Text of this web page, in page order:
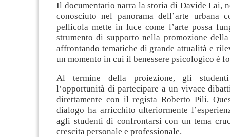
Il documentario narra la storia di Davide Lai,
conosciuto nel panorama dell’arte urbana
pellicola mette in luce come l’arte possa
strumento di supporto nella promozione
affrontando tematiche di grande attualità e
un momento in cui il benessere psicologico è
Al termine della proiezione, gli
l’opportunità di partecipare a un vivace
direttamente con il regista Roberto Pili.
dialogo ha arricchito ulteriormente
agli studenti di confrontarsi con un tema
crescita personale e professionale.